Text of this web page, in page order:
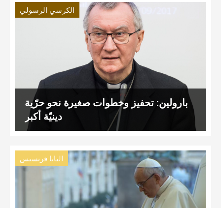
الكرسي الرسولي
بارولين: تحفيز وخطوات صغيرة نحو حرّية
دينيّة أكبر
البابا فرنسيس